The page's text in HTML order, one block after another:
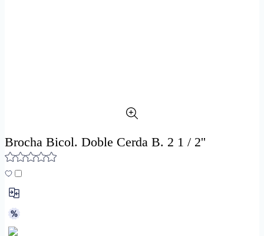
Brocha Bicol. Doble Cerda B. 2 1 / 2''